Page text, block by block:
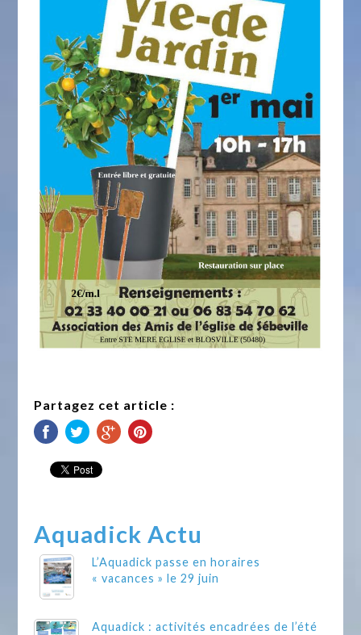
Partagez cet article :
Aquadick Actu
L’Aquadick passe en horaires
« vacances » le 29 juin
Aquadick : activités encadrées de l’été